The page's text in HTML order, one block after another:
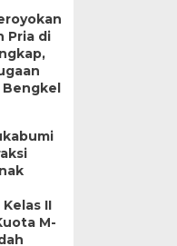
Pria di
II
M-